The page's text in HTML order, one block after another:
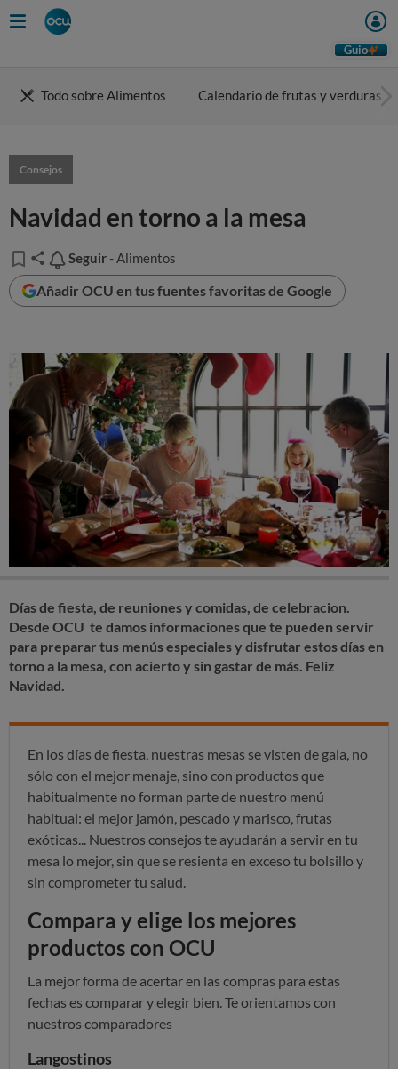
Guio
Todo sobre Alimentos Calendario de frutas y verduras
Consejos
Navidad en torno a la mesa
Seguir
Seguir - Alimentos
Añadir OCU en tus fuentes favoritas de Google
Días de fiesta, de reuniones y comidas, de celebracion.
Desde OCU te damos informaciones que te pueden servir
para preparar tus menús especiales y disfrutar estos días en
torno a la mesa, con acierto y sin gastar de más. Feliz
Navidad.
En los días de fiesta, nuestras mesas se visten de gala, no
sólo con el mejor menaje, sino con productos que
habitualmente no forman parte de nuestro menú
habitual: el mejor jamón, pescado y marisco, frutas
exóticas... Nuestros consejos te ayudarán a servir en tu
mesa lo mejor, sin que se resienta en exceso tu bolsillo y
sin comprometer tu salud.
Compara y elige los mejores
productos con OCU
La mejor forma de acertar en las compras para estas
fechas es comparar y elegir bien. Te orientamos con
nuestros comparadores
Langostinos